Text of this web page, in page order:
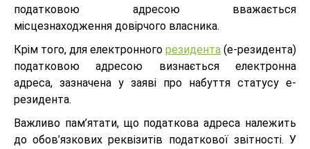
податковою адресою вважається
місцезнаходження довірчого власника.
Крім того, для електронного резидента (е-резидента)
податковою адресою визнається електронна
адреса, зазначена у заяві про набуття статусу е-
резидента.
Важливо пам’ятати, що податкова адреса належить
до обов’язкових реквізитів податкової звітності. У